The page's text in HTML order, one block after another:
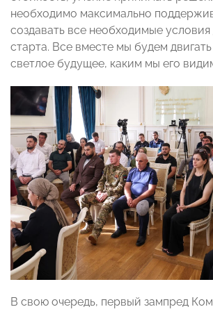
необходимо максимально
создавать все необходимые
старта. Все вместе мы будем
светлое будущее, каким мы его
В свою очередь, первый зампред